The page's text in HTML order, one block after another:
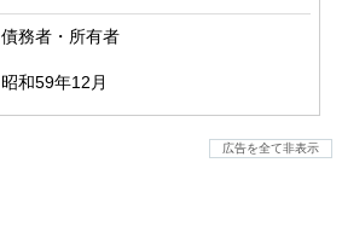
債務者・所有者
昭和59年12月
広告を全て非表示